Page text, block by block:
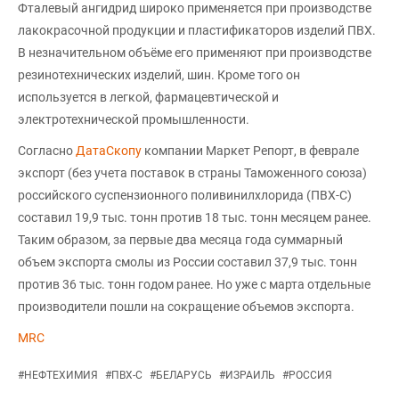
Фталевый ангидрид широко применяется при производстве
лакокрасочной продукции и пластификаторов изделий ПВХ.
В незначительном объёме его применяют при производстве
резинотехнических изделий, шин. Кроме того он
используется в легкой, фармацевтической и
электротехнической промышленности.
Согласно ДатаСкопу компании Маркет Репорт, в феврале
экспорт (без учета поставок в страны Таможенного союза)
российского суспензионного поливинилхлорида (ПВХ-С)
составил 19,9 тыс. тонн против 18 тыс. тонн месяцем ранее.
Таким образом, за первые два месяца года суммарный
объем экспорта смолы из России составил 37,9 тыс. тонн
против 36 тыс. тонн годом ранее. Но уже с марта отдельные
производители пошли на сокращение объемов экспорта.
MRC
#НЕФТЕХИМИЯ #ПВХ-С #БЕЛАРУСЬ #ИЗРАИЛЬ #РОССИЯ